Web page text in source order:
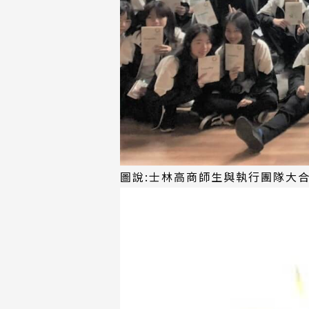
圖說:士林高商師生與執行團隊大